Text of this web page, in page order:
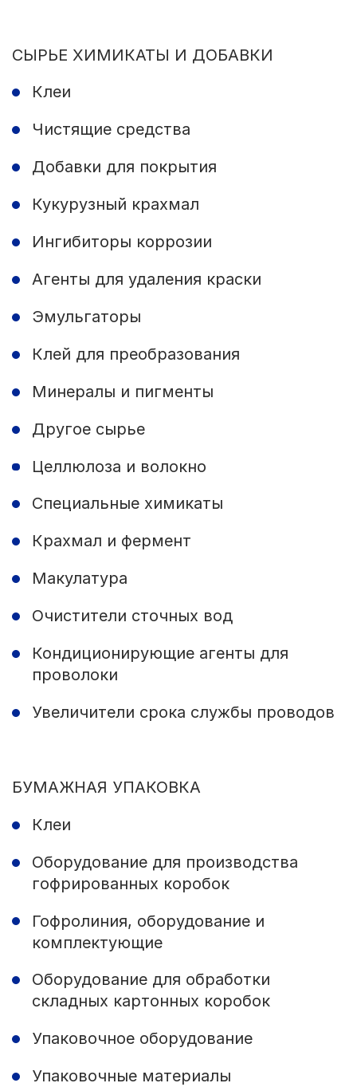
СЫРЬЕ ХИМИКАТЫ И ДОБАВКИ
Клеи
Чистящие средства
Добавки для покрытия
Кукурузный крахмал
Ингибиторы коррозии
Агенты для удаления краски
Эмульгаторы
Клей для преобразования
Минералы и пигменты
Другое сырье
Целлюлоза и волокно
Специальные химикаты
Крахмал и фермент
Макулатура
Очистители сточных вод
Кондиционирующие агенты для
проволоки
Увеличители срока службы проводов
БУМАЖНАЯ УПАКОВКА
Клеи
Оборудование для производства
гофрированных коробок
Гофролиния, оборудование и
комплектующие
Оборудование для обработки
складных картонных коробок
Упаковочное оборудование
Упаковочные материалы